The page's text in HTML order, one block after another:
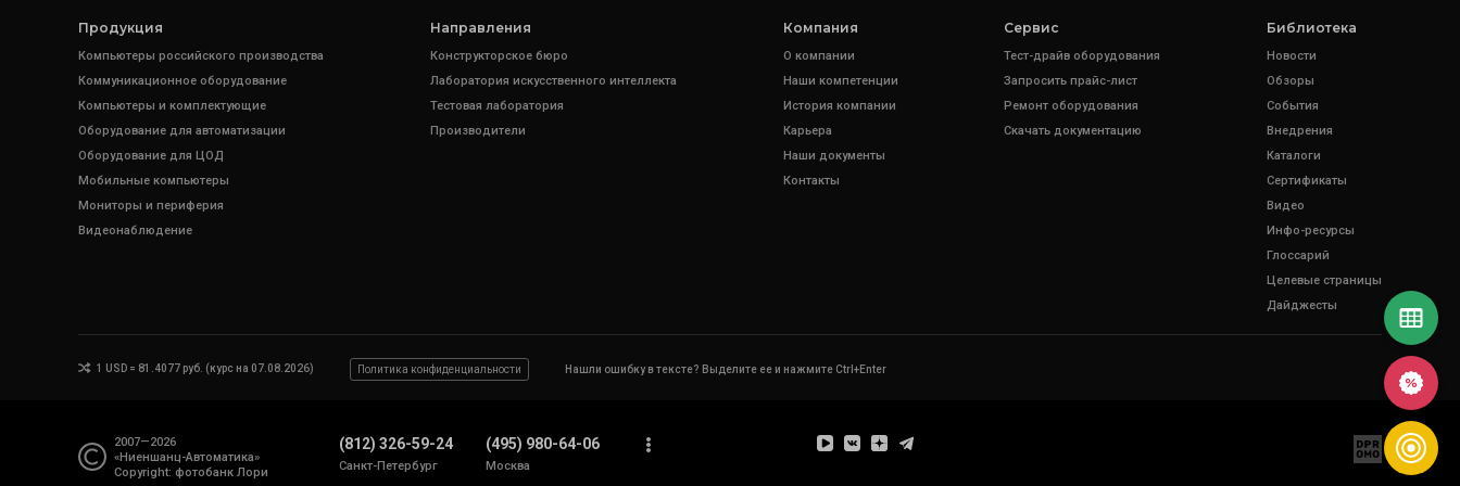
Продукция
Компьютеры российского производства
Коммуникационное оборудование
Компьютеры и комплектующие
Оборудование для автоматизации
Оборудование для ЦОД
Мобильные компьютеры
Мониторы и периферия
Видеонаблюдение
Направления
Конструкторское бюро
Лаборатория искусственного интеллекта
Тестовая лаборатория
Производители
Компания
О компании
Наши компетенции
История компании
Карьера
Наши документы
Контакты
Сервис
Тест-драйв оборудования
Запросить прайс-лист
Ремонт оборудования
Скачать документацию
Библиотека
Новости
Обзоры
События
Внедрения
Каталоги
Сертификаты
Видео
Инфо-ресурсы
Глоссарий
Целевые страницы
Дайджесты
1 USD = 81.4077 руб. (курс на 07.08.2026) Политика конфиденциальности Нашли ошибку в тексте? Выделите ее и нажмите Ctrl+Enter
2007—2026
«Ниеншанц-Автоматика»
Copyright: фотобанк Лори
(812) 326-59-24
Санкт-Петербург
(495) 980-64-06
Москва